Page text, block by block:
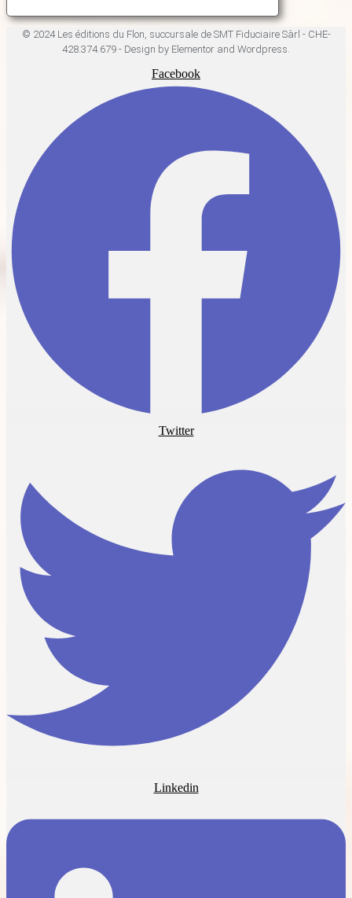
© 2024 Les éditions du Flon, succursale de SMT Fiduciaire Sàrl - CHE-
428.374.679 - Design by Elementor and Wordpress.
Facebook
Twitter
Linkedin